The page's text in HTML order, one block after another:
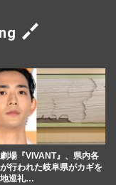
場『VIVANT』、県内各
行われた岐阜県がカギを
巡礼…